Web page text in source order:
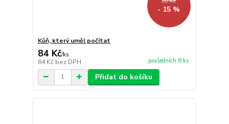
- 15 %
Kůň, který uměl počítat
84 Kč/ks
84 Kč bez DPH posledních 8 ks
Přidat do košíku